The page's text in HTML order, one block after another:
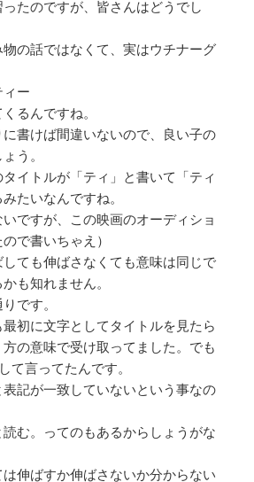
たのですが、皆さんはどうでし
の話ではなくて、実はウチナーグ
ー
るんですね。
書けば間違いないので、良い子の
う。
イトルが「ティ」と書いて「ティ
たいなんですね。
いですが、この映画のオーディショ
で書いちゃえ）
ても伸ばさなくても意味は同じで
も知れません。
です。
初に文字としてタイトルを見たら
の意味で受け取ってました。でも
て言ってたんです。
記が一致していないという事なの
む。ってのもあるからしょうがな
伸ばすか伸ばさないか分からない